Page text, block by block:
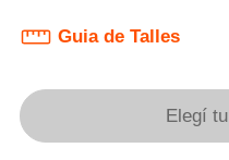
Guia de Talles
Elegí